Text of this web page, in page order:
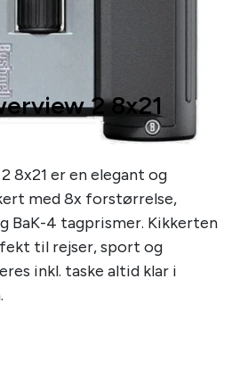
2 8x21
8x21 er en elegant og
med 8x forstørrelse,
BaK-4 tagprismer. Kikkerten
til rejser, sport og
inkl. taske altid klar i